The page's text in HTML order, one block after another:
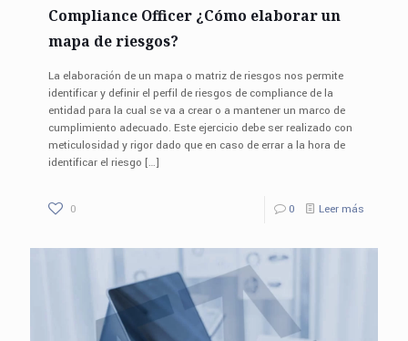
Compliance Officer ¿Cómo elaborar un
mapa de riesgos?
La elaboración de un mapa o matriz de riesgos nos permite
identificar y definir el perfil de riesgos de compliance de la
entidad para la cual se va a crear o a mantener un marco de
cumplimiento adecuado. Este ejercicio debe ser realizado con
meticulosidad y rigor dado que en caso de errar a la hora de
identificar el riesgo […]
0 0 Leer más